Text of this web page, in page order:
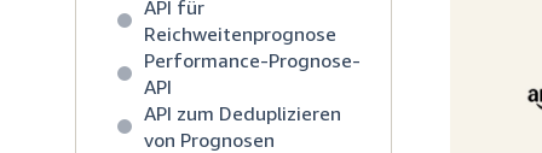
API für
Reichweitenprognose
Performance-Prognose-
API
API zum Deduplizieren
von Prognosen